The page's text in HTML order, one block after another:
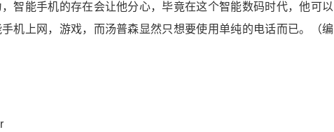
智能手机的存在会让他分心，毕竟在这个智能数码时代，他可以
机上网，游戏，而汤普森显然只想要使用单纯的电话而已。（编